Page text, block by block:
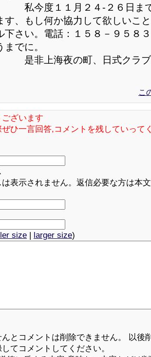
今度１１月２４-２６日まで
す、もし何か協力して欲しいこ
下さい。電話：１５８－９５
までに。
非上海夜の町、日式クラブ
こ
ざいます
ひ一言回答,コメントを残していって
表示されません。返信必要な方は本
size | larger size)
とコメントは削除できません。 以後
てコメントしてください。